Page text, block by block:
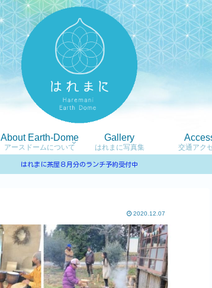
About Earth-Dome
アースドームについて
Gallery
はれまに写真集
交通アク
はれまに茶屋８月分のランチ予約受付中
2020.12.07